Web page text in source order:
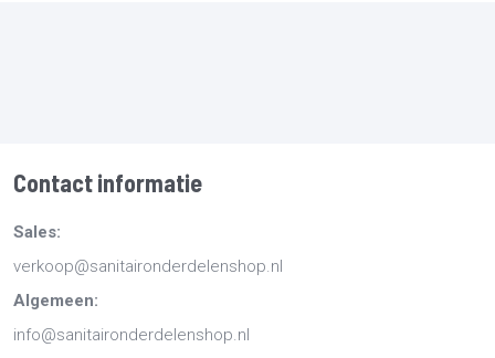
Contact informatie
Sales:
verkoop@sanitaironderdelenshop.nl
Algemeen:
info@sanitaironderdelenshop.nl